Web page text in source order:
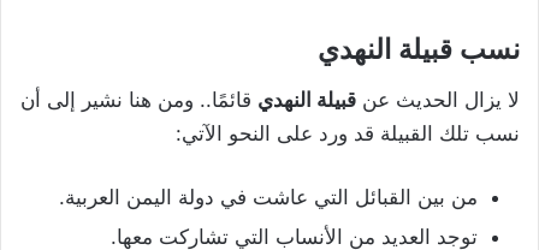
نسب قبيلة النهدي
لا يزال الحديث عن قبيلة النهدي قائمًا.. ومن هنا نشير إلى أن
نسب تلك القبيلة قد ورد على النحو الآتي:
من بين القبائل التي عاشت في دولة اليمن العربية.
توجد العديد من الأنساب التي تشاركت معها.